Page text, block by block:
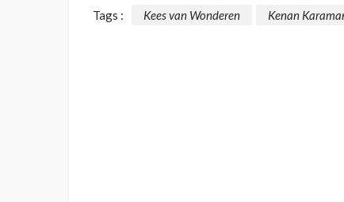
Tags : Kees van Wonderen Kenan